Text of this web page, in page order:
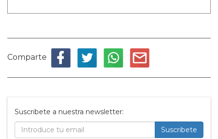
Comparte
Suscribete a nuestra newsletter:
Suscribete